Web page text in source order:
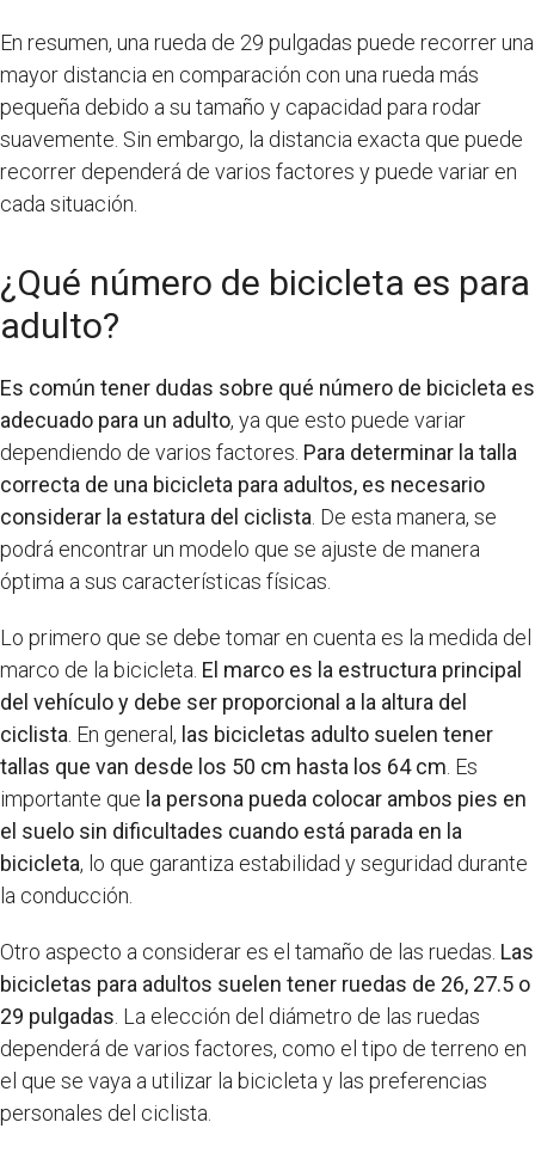
En resumen, una rueda de 29 pulgadas puede recorrer una
mayor distancia en comparación con una rueda más
pequeña debido a su tamaño y capacidad para rodar
suavemente. Sin embargo, la distancia exacta que puede
recorrer dependerá de varios factores y puede variar en
cada situación.
¿Qué número de bicicleta es para
adulto?
Es común tener dudas sobre qué número de bicicleta es
adecuado para un adulto, ya que esto puede variar
dependiendo de varios factores. Para determinar la talla
correcta de una bicicleta para adultos, es necesario
considerar la estatura del ciclista . De esta manera, se
podrá encontrar un modelo que se ajuste de manera
óptima a sus características físicas.
Lo primero que se debe tomar en cuenta es la medida del
marco de la bicicleta. El marco es la estructura principal
del vehículo y debe ser proporcional a la altura del
ciclista . En general, las bicicletas adulto suelen tener
tallas que van desde los 50 cm hasta los 64 cm . Es
importante que la persona pueda colocar ambos pies en
el suelo sin dificultades cuando está parada en la
bicicleta, lo que garantiza estabilidad y seguridad durante
la conducción.
Otro aspecto a considerar es el tamaño de las ruedas. Las
bicicletas para adultos suelen tener ruedas de 26, 27.5 o
29 pulgadas . La elección del diámetro de las ruedas
dependerá de varios factores, como el tipo de terreno en
el que se vaya a utilizar la bicicleta y las preferencias
personales del ciclista.